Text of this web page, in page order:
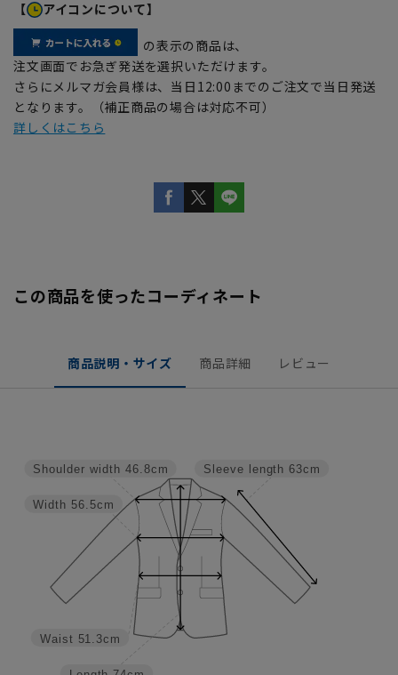
【 アイコンについて】
の表示の商品は、
注文画面でお急ぎ発送を選択いただけます。
さらにメルマガ会員様は、当日12:00までのご注文で当日発送
となります。（補正商品の場合は対応不可）
詳しくはこちら
この商品を使ったコーディネート
商品説明・サイズ 商品詳細 レビュー
Sleeve length 63cm
Waist 51.3cm
Width 56.5cm
Shoulder width 46.8cm